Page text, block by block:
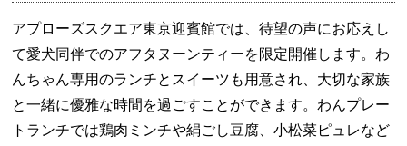
アプローズスクエア東京迎賓館では、待望の声にお応えし
て愛犬同伴でのアフタヌーンティーを限定開催します。わ
んちゃん専用のランチとスイーツも用意され、大切な家族
と一緒に優雅な時間を過ごすことができます。わんプレー
トランチでは鶏肉ミンチや絹ごし豆腐、小松菜ピュレなど